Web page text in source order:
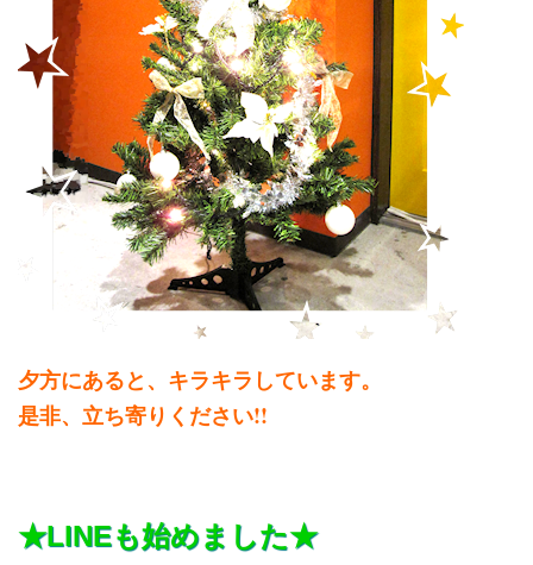
夕方にあると、キラキラしています。
是非、立ち寄りください!!
★LINEも始めました★